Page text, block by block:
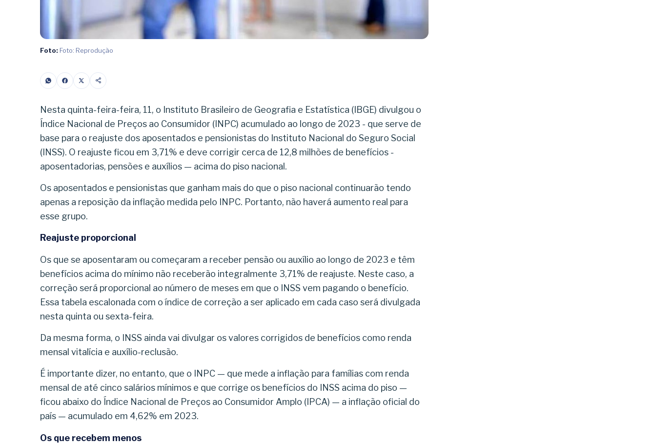
Foto: Foto: Reprodução
Nesta quinta-feira-feira, 11, o Instituto Brasileiro de Geografia e Estatística (IBGE) divulgou o
Índice Nacional de Preços ao Consumidor (INPC) acumulado ao longo de 2023 - que serve de
base para o reajuste dos aposentados e pensionistas do Instituto Nacional do Seguro Social
(INSS). O reajuste ficou em 3,71% e deve corrigir cerca de 12,8 milhões de benefícios -
aposentadorias, pensões e auxílios — acima do piso nacional.
Os aposentados e pensionistas que ganham mais do que o piso nacional continuarão tendo
apenas a reposição da inflação medida pelo INPC. Portanto, não haverá aumento real para
esse grupo.
Reajuste proporcional
Os que se aposentaram ou começaram a receber pensão ou auxílio ao longo de 2023 e têm
benefícios acima do mínimo não receberão integralmente 3,71% de reajuste. Neste caso, a
correção será proporcional ao número de meses em que o INSS vem pagando o benefício.
Essa tabela escalonada com o índice de correção a ser aplicado em cada caso será divulgada
nesta quinta ou sexta-feira.
Da mesma forma, o INSS ainda vai divulgar os valores corrigidos de benefícios como renda
mensal vitalícia e auxílio-reclusão.
É importante dizer, no entanto, que o INPC — que mede a inflação para famílias com renda
mensal de até cinco salários mínimos e que corrige os benefícios do INSS acima do piso —
ficou abaixo do Índice Nacional de Preços ao Consumidor Amplo (IPCA) — a inflação oficial do
país — acumulado em 4,62% em 2023.
Os que recebem menos